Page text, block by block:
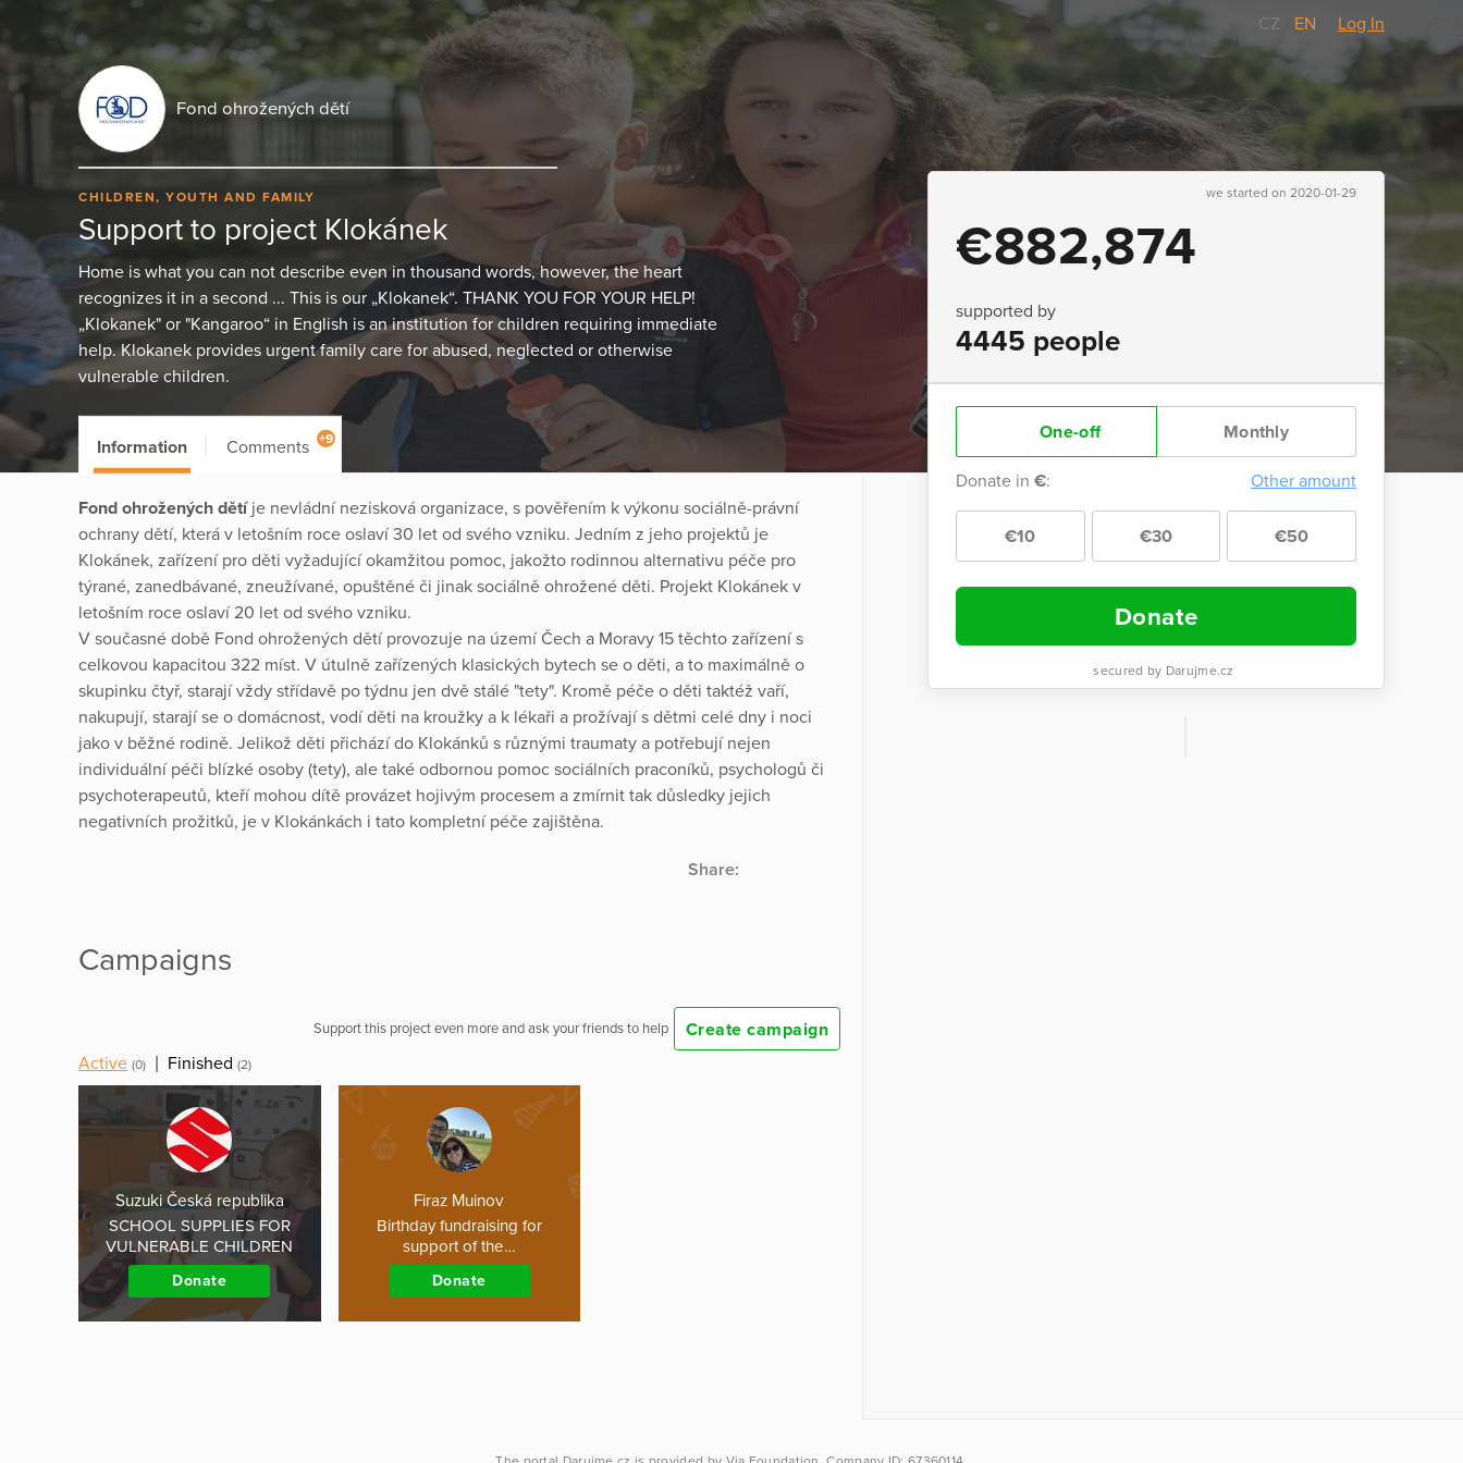
CZ EN Log In
Fond ohrožených dětí
CHILDREN, YOUTH AND FAMILY
Support to project Klokánek
Home is what you can not describe even in thousand words, however, the heart
recognizes it in a second ... This is our „Klokanek“. THANK YOU FOR YOUR HELP!
„Klokanek" or "Kangaroo“ in English is an institution for children requiring immediate
help. Klokanek provides urgent family care for abused, neglected or otherwise
vulnerable children.
we started on 2020-01-29
€882,874
supported by
4445 people
One-off Monthly
Donate in €: Other amount
€10 €30 €50
Donate
secured by Darujme.cz
Information Comments +9
Fond ohrožených dětí je nevládní nezisková organizace, s pověřením k výkonu sociálně-právní
ochrany dětí, která v letošním roce oslaví 30 let od svého vzniku. Jedním z jeho projektů je
Klokánek, zařízení pro děti vyžadující okamžitou pomoc, jakožto rodinnou alternativu péče pro
týrané, zanedbávané, zneužívané, opuštěné či jinak sociálně ohrožené děti. Projekt Klokánek v
letošním roce oslaví 20 let od svého vzniku.
V současné době Fond ohrožených dětí provozuje na území Čech a Moravy 15 těchto zařízení s
celkovou kapacitou 322 míst. V útulně zařízených klasických bytech se o děti, a to maximálně o
skupinku čtyř, starají vždy střídavě po týdnu jen dvě stálé "tety". Kromě péče o děti taktéž vaří,
nakupují, starají se o domácnost, vodí děti na kroužky a k lékaři a prožívají s dětmi celé dny i noci
jako v běžné rodině. Jelikož děti přichází do Klokánků s různými traumaty a potřebují nejen
individuální péči blízké osoby (tety), ale také odbornou pomoc sociálních praconíků, psychologů či
psychoterapeutů, kteří mohou dítě provázet hojivým procesem a zmírnit tak důsledky jejich
negativních prožitků, je v Klokánkách i tato kompletní péče zajištěna.
Share:
Campaigns
Support this project even more and ask your friends to help
Create campaign
Active (0) Finished (2)
Suzuki Česká republika
SCHOOL SUPPLIES FOR
VULNERABLE CHILDREN
Donate
Firaz Muinov
Birthday fundraising for
support of the…
Donate